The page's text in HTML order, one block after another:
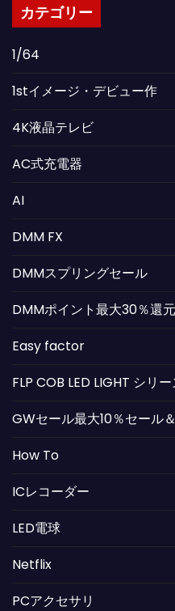
カテゴリー
1/64
1stイメージ・デビュー作
4K液晶テレビ
AC式充電器
AI
DMM FX
DMMスプリングセール
DMMポイント最大30％還元
Easy factor
FLP COB LED LIGHT シリ
GWセール最大10％セール
How To
ICレコーダー
LED電球
Netflix
PCアクセサリ